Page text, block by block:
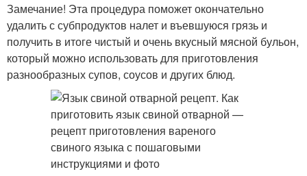
Замечание! Эта процедура поможет окончательно
удалить с субпродуктов налет и въевшуюся грязь и
получить в итоге чистый и очень вкусный мясной бульон,
который можно использовать для приготовления
разнообразных супов, соусов и других блюд.